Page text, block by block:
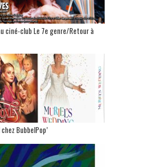
ciné-club Le 7e genre/Retour à
BubbelPop’